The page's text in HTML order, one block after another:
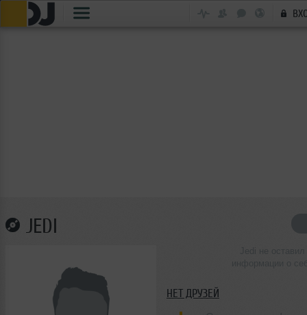
JEDI
НЕТ ДРУЗЕЙ